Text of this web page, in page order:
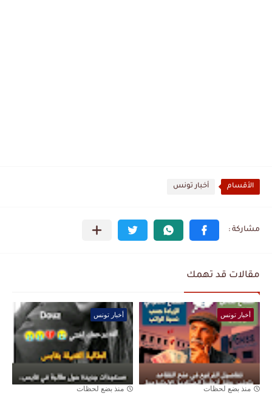
الأقسام أخبار تونس
مقالات قد تهمك
أخبار تونس
منذ بضع لحظات
أخبار تونس
منذ بضع لحظات